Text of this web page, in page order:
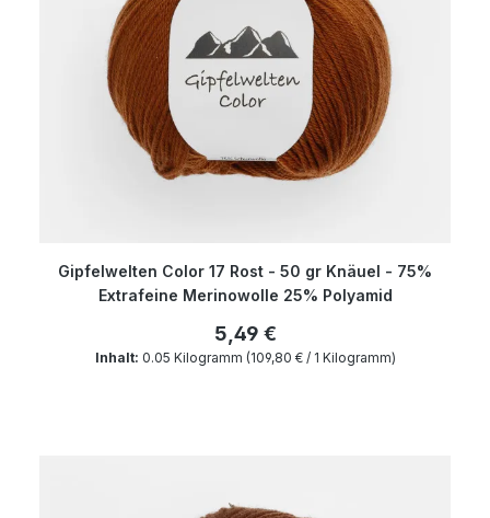
Gipfelwelten Color 17 Rost - 50 gr Knäuel - 75%
Extrafeine Merinowolle 25% Polyamid
5,49 €
Inhalt: 0.05 Kilogramm (109,80 € / 1 Kilogramm)